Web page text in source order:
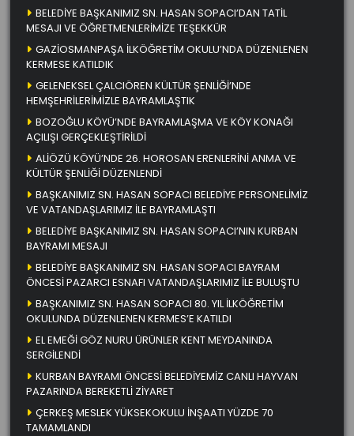
BELEDİYE BAŞKANIMIZ SN. HASAN SOPACI’DAN TATİL
MESAJI VE ÖĞRETMENLERİMİZE TEŞEKKÜR
GAZİOSMANPAŞA İLKÖĞRETİM OKULU’NDA DÜZENLENEN
KERMESE KATILDIK
GELENEKSEL ÇALCIÖREN KÜLTÜR ŞENLİĞİ’NDE
HEMŞEHRİLERİMİZLE BAYRAMLAŞTIK
BOZOĞLU KÖYÜ’NDE BAYRAMLAŞMA VE KÖY KONAĞI
AÇILIŞI GERÇEKLEŞTİRİLDİ
ALİÖZÜ KÖYÜ’NDE 26. HOROSAN ERENLERİNİ ANMA VE
KÜLTÜR ŞENLİĞİ DÜZENLENDİ
BAŞKANIMIZ SN. HASAN SOPACI BELEDİYE PERSONELİMİZ
VE VATANDAŞLARIMIZ İLE BAYRAMLAŞTI
BELEDİYE BAŞKANIMIZ SN. HASAN SOPACI’NIN KURBAN
BAYRAMI MESAJI
BELEDİYE BAŞKANIMIZ SN. HASAN SOPACI BAYRAM
ÖNCESİ PAZARCI ESNAFI VATANDAŞLARIMIZ İLE BULUŞTU
BAŞKANIMIZ SN. HASAN SOPACI 80. YIL İLKÖĞRETİM
OKULUNDA DÜZENLENEN KERMES’E KATILDI
EL EMEĞİ GÖZ NURU ÜRÜNLER KENT MEYDANINDA
SERGİLENDİ
KURBAN BAYRAMI ÖNCESİ BELEDİYEMİZ CANLI HAYVAN
PAZARINDA BEREKETLİ ZİYARET
ÇERKEŞ MESLEK YÜKSEKOKULU İNŞAATI YÜZDE 70
TAMAMLANDI